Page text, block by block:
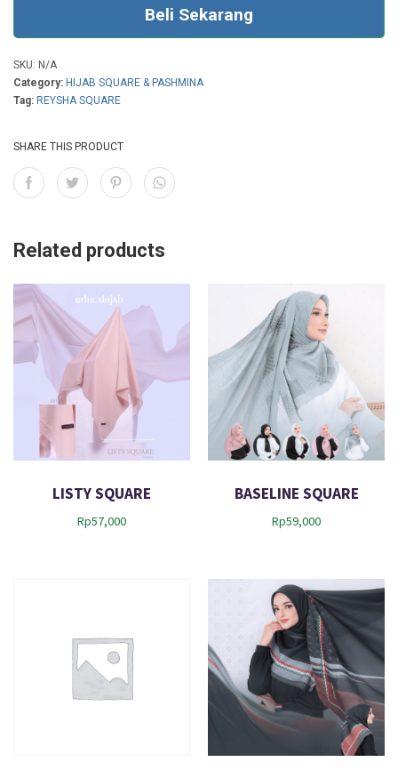
Beli Sekarang
SKU: N/A
Category: HIJAB SQUARE & PASHMINA
Tag: REYSHA SQUARE
SHARE THIS PRODUCT
Related products
LISTY SQUARE
Rp57,000
BASELINE SQUARE
Rp59,000